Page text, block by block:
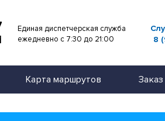
Единая диспетчерская служба
ежедневно с 7:30 до 21:00
8
Карта маршрутов